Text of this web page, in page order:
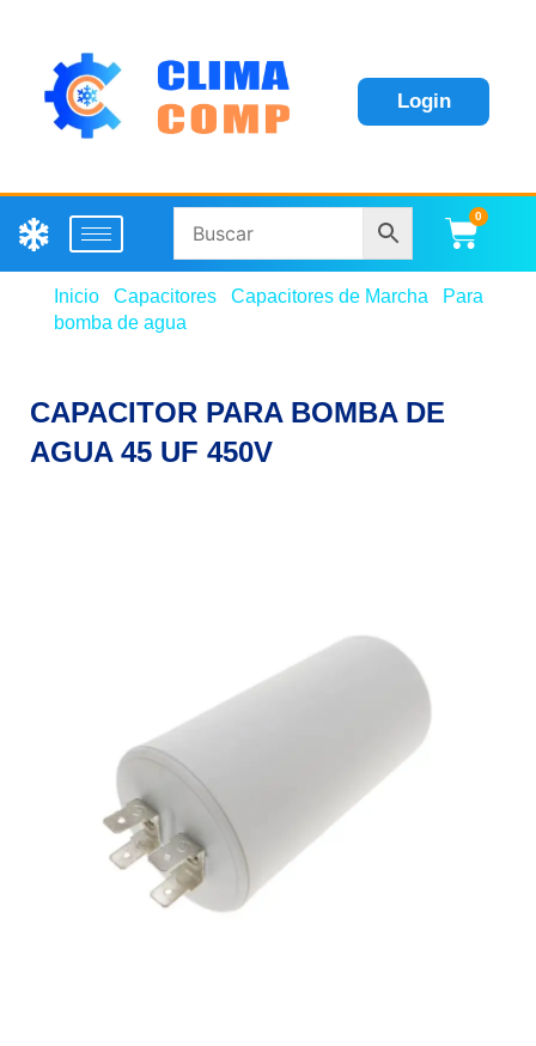
Login
0
Inicio Capacitores Capacitores de Marcha
Para
bomba de agua
CAPACITOR PARA BOMBA DE
AGUA 45 UF 450V